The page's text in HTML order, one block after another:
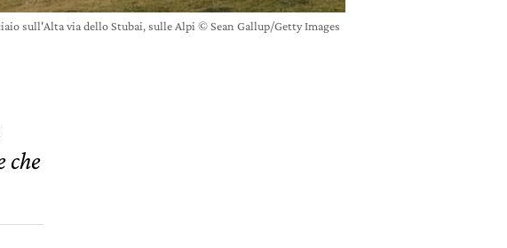
sull'Alta via dello Stubai, sulle Alpi © Sean Gallup/Getty Images
che